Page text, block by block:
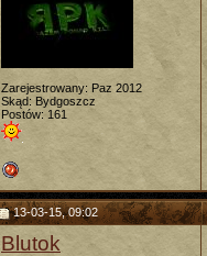
Zarejestrowany: Paz 2012
Skąd: Bydgoszcz
Postów: 161
13-03-15, 09:02
Blutok